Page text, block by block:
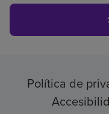
Política de